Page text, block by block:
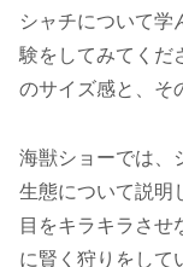
シャチについて学
験をしてみてくだ
のサイズ感と、そ
海獣ショーでは、
生態について説明
目をキラキラさせ
に賢く狩りをして